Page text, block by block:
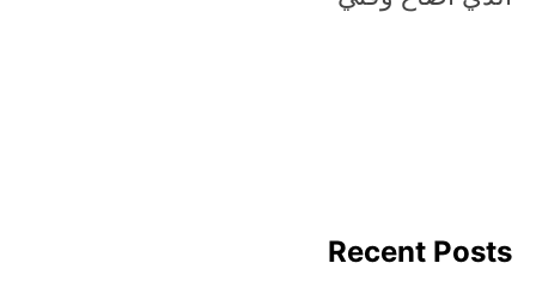
Recent Posts